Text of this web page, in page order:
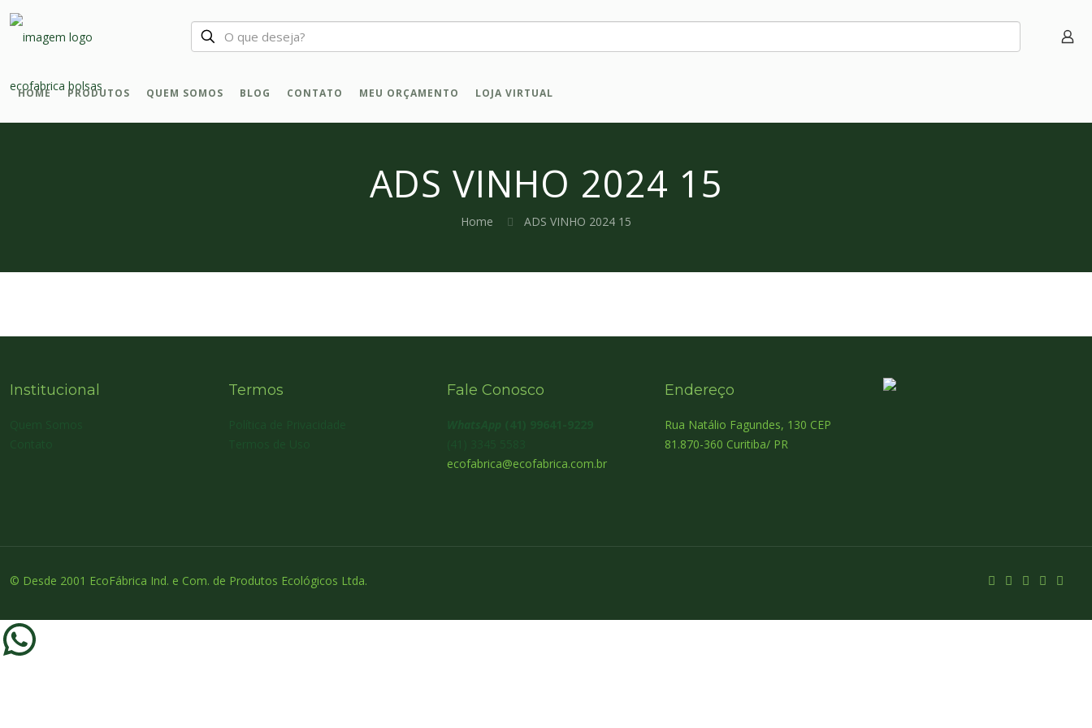
HOME PRODUTOS QUEM SOMOS BLOG CONTATO MEU ORÇAMENTO LOJA VIRTUAL
ADS VINHO 2024 15
Home ADS VINHO 2024 15
Institucional Termos Fale Conosco
ecofabrica@ecofabrica.com.br
Endereço
Rua Natálio Fagundes, 130 CEP
81.870-360 Curitiba/ PR
© Desde 2001 EcoFábrica Ind. e Com. de Produtos Ecológicos Ltda.